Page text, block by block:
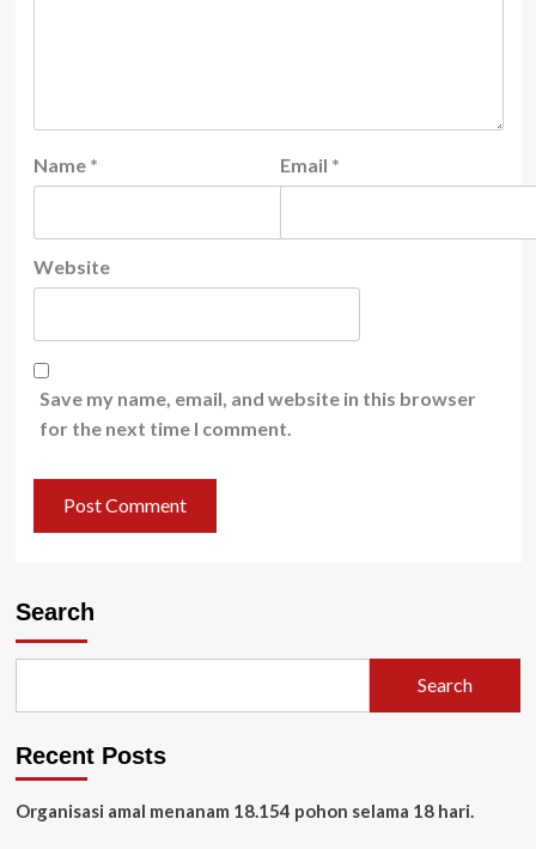
Name * Email *
Website
Save my name, email, and website in this browser
for the next time I comment.
Search
Search
Recent Posts
Organisasi amal menanam 18.154 pohon selama 18 hari.